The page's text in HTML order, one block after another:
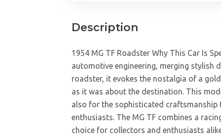
Description
1954 MG TF Roadster Why This Car Is
automotive engineering, merging stylish
roadster, it evokes the nostalgia of a
as it was about the destination. This
also for the sophisticated craftsmanship
enthusiasts. The MG TF combines a
choice for collectors and enthusiasts